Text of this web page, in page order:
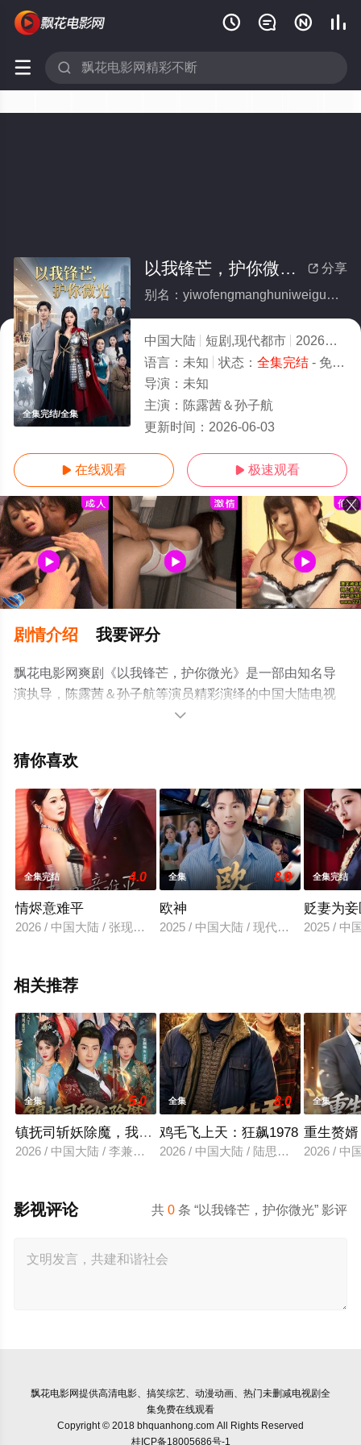
   
 
全集完结/全集
 分享
以我锋芒，护你微光(全集)
别名：yiwofengmanghuniweiguang
中国大陆 短剧,现代都市 2026
4.0
语言： 未知 状态： 全集完结- 免费在线观看
导演： 未知
主演： 陈露茜＆孙子航
更新时间： 2026-06-03
 在线观看  极速观看
剧情介绍 我要评分
飘花电影网爽剧《以我锋芒，护你微光》是一部由知名导
演执导，陈露茜＆孙子航等演员精彩演绎的中国大陆电视
剧，大结局剧情已揭晓（全集完结），手机免费观看高清
移步至豆瓣电视剧、电视猫或剧情网等平台了解。

猜你喜欢
全集完结 4.0
情烬意难平
2026 / 中国大陆 / 张现斌＆安宁
全集 8.0
欧神
2025 / 中国大陆 / 现代都市
全集完结
贬妻为
2025 / 中
相关推荐
全集 5.0
镇抚司斩妖除魔，我的修为无上限
2026 / 中国大陆 / 李兼任＆张婉琳
全集 8.0
鸡毛飞上天：狂飙1978
2026 / 中国大陆 / 陆思羽＆张垫
全集
重生赘
2026 / 中
共0 条 “以我锋芒，护你微光” 影评
影视评论
飘花电影网提供高清电影、搞笑综艺、动漫动画、热门未删减电视剧全
集免费在线观看
Copyright © 2018 bhquanhong.com All Rights Reserved
桂ICP备18005686号-1